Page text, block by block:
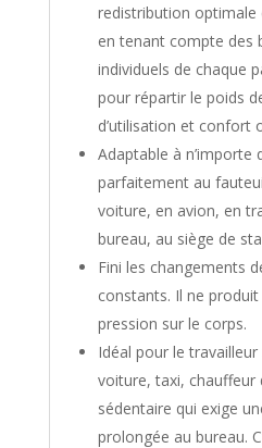
redistribution
en tenant compte des
individuels de chaque
pour répartir le poids
d’utilisation et confort
Adaptable à n’importe
parfaitement au
voiture, en avion, en
bureau, au siège de
Fini les changements
constants. Il ne
pression sur le corps.
Idéal pour le
voiture, taxi, chauffeur
sédentaire qui exige
prolongée au bureau.